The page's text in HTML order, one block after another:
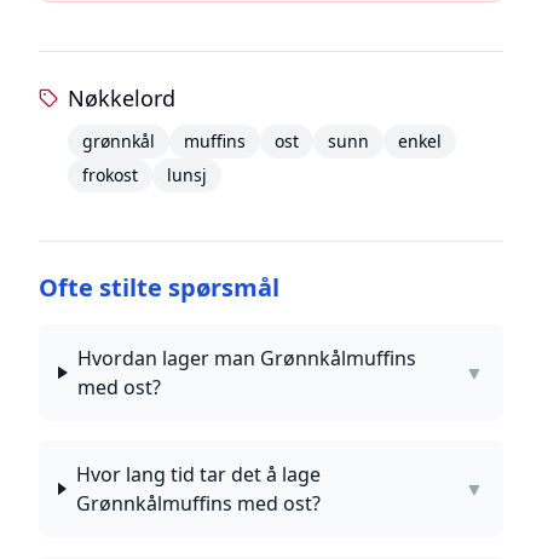
Nøkkelord
grønnkål muffins ost sunn
enkel
frokost
lunsj
Ofte stilte spørsmål
Hvordan lager man Grønnkålmuffins
med ost?
▼
Hvor lang tid tar det å lage
Grønnkålmuffins med ost?
▼